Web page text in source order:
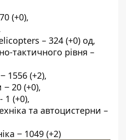
(+0),
– 324 (+0) од,
тактичного рівня –
1556 (+2),
‒ 20 (+0),
1 (+0),
та автоцистерни –
‒ 1049 (+2)